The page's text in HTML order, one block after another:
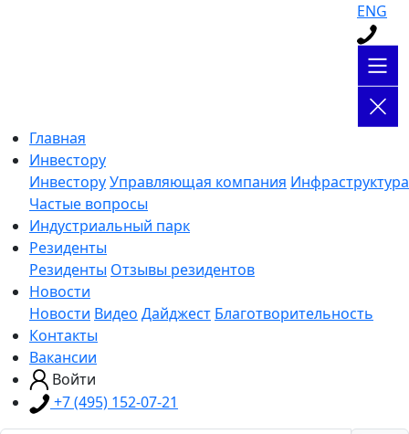
ENG
Главная
Инвестору
ИнвесторуУправляющая компания Инфраструктура
Частые вопросы
Индустриальный парк
Резиденты
Резиденты Отзывы резидентов
Новости
Новости Видео Дайджест Благотворительность
Контакты
Вакансии
Войти
+7 (495) 152-07-21